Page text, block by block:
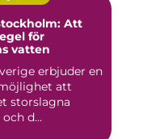
Att
för
vatten
erbjuder en
att
storslagna
d...